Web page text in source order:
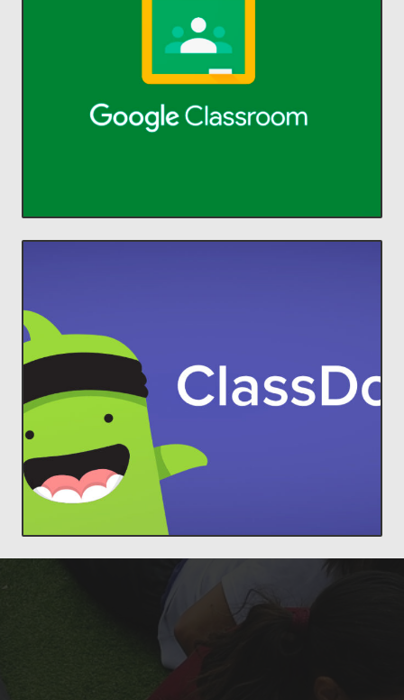
Administra la enseñanza y el
Classroom permite a alumnos y
profesores ahorrar tiempo,
comunicarse y organizarse.
ClassDojo
Lleva a cada familia a tu aula.
ClassDojo conecta a profesores con
estudiantes y padres, para construir
comunidades increíbles en el aula.